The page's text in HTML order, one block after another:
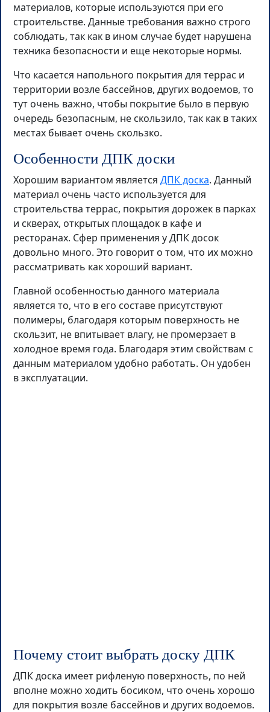
материалов, которые используются при его
строительстве. Данные требования важно строго
соблюдать, так как в ином случае будет нарушена
техника безопасности и еще некоторые нормы.
Что касается напольного покрытия для террас и
территории возле бассейнов, других водоемов, то
тут очень важно, чтобы покрытие было в первую
очередь безопасным, не скользило, так как в таких
местах бывает очень скользко.
Особенности ДПК доски
Хорошим вариантом является ДПК доска. Данный
материал очень часто используется для
строительства террас, покрытия дорожек в парках
и скверах, открытых площадок в кафе и
ресторанах. Сфер применения у ДПК досок
довольно много. Это говорит о том, что их можно
рассматривать как хороший вариант.
Главной особенностью данного материала
является то, что в его составе присутствуют
полимеры, благодаря которым поверхность не
скользит, не впитывает влагу, не промерзает в
холодное время года. Благодаря этим свойствам с
данным материалом удобно работать. Он удобен
в эксплуатации.
Почему стоит выбрать доску ДПК
ДПК доска имеет рифленую поверхность, по ней
вполне можно ходить босиком, что очень хорошо
для покрытия возле бассейнов и других водоемов.